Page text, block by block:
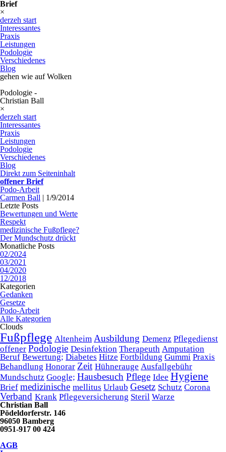
Brief
×
derzeh start
Interessantes
Praxis
Leistungen
Podologie
Verschiedenes
Blog
gehen wie auf Wolken
Podologie -
Christian Ball
×
derzeh start
Interessantes
Praxis
Leistungen
Podologie
Verschiedenes
Blog
Direkt zum Seiteninhalt
offener Brief
Podo-Arbeit
Carmen Ball | 1/9/2014
Letzte Posts
Bewertungen und Werte
Respekt
medizinische Fußpflege?
Der Mundschutz drückt
Monatliche Posts
02/2024
03/2021
04/2020
12/2018
Kategorien
Gedanken
Gesetze
Podo-Arbeit
Alle Kategorien
Clouds
Fußpflege Altenheim Ausbildung Demenz Pflegedienst
offener Podologie Desinfektion Therapeuth Amputation
Beruf Bewertung; Diabetes Hitze Fortbildung Gummi Praxis
Behandlung Honorar Zeit Hühnerauge Ausfallgebühr
Mundschutz Google; Hausbesuch Pflege Idee Hygiene
Brief medizinische mellitus Urlaub Gesetz Schutz Corona
Verband Krank Pflegeversicherung Steril Warze
Christian Ball
Pödeldorferstr. 146
96050 Bamberg
0951-917 00 424
AGB